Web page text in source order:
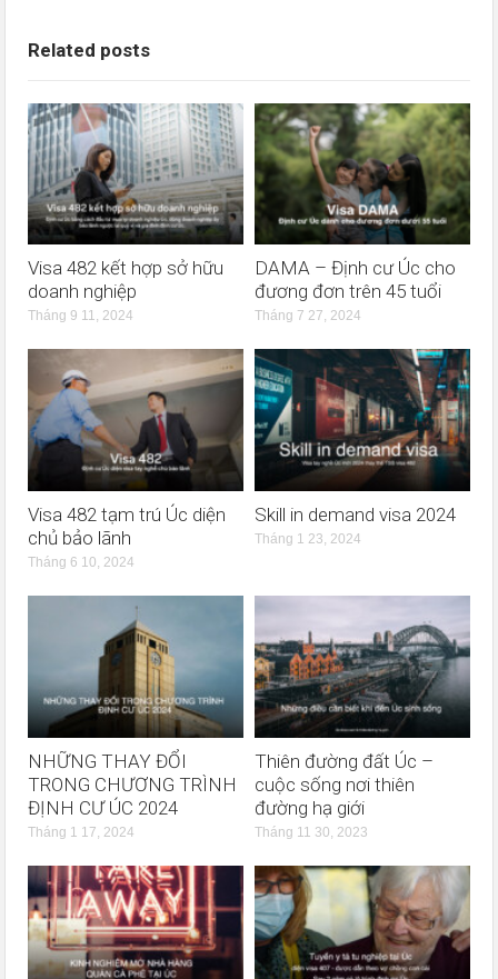
Related posts
Visa 482 kết hợp sở hữu
doanh nghiệp
Tháng 9 11, 2024
DAMA – Định cư Úc cho
đương đơn trên 45 tuổi
Tháng 7 27, 2024
Visa 482 tạm trú Úc diện
chủ bảo lãnh
Tháng 6 10, 2024
Skill in demand visa 2024
Tháng 1 23, 2024
NHỮNG THAY ĐỔI
TRONG CHƯƠNG TRÌNH
ĐỊNH CƯ ÚC 2024
Tháng 1 17, 2024
Thiên đường đất Úc –
cuộc sống nơi thiên
đường hạ giới
Tháng 11 30, 2023